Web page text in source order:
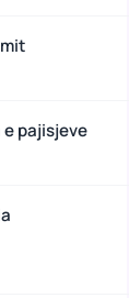
pajisjeve